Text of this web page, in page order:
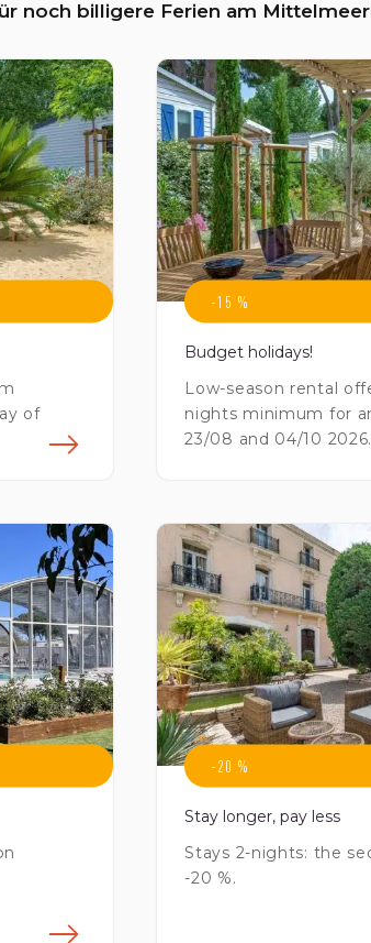
noch billigere Ferien am
of
-15 %
Budget holidays!
Low-season rental
nights minimum for
23/08 and 04/10 2026.
-20 %
Stay longer, pay less
Stays 2-nights: the
-20 %.